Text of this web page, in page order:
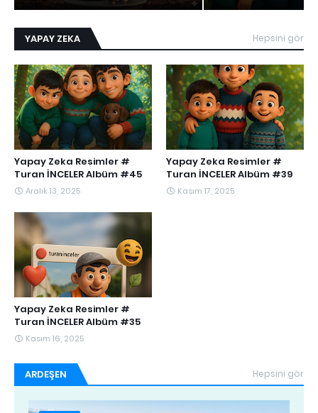
YAPAY ZEKA Hepsini gör
Yapay Zeka Resimler #
Turan İNCELER Albüm #45
Aralık 13, 2025
Yapay Zeka Resimler #
Turan İNCELER Albüm #39
Kasım 17, 2025
Yapay Zeka Resimler #
Turan İNCELER Albüm #35
Kasım 16, 2025
ARDEŞEN Hepsini gör